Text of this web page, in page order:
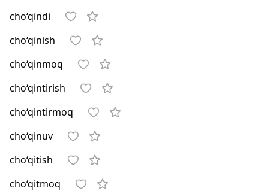
cho‘qindi
cho‘qinish
cho‘qinmoq
cho‘qintirish
cho‘qintirmoq
cho‘qinuv
cho‘qitish
cho‘qitmoq